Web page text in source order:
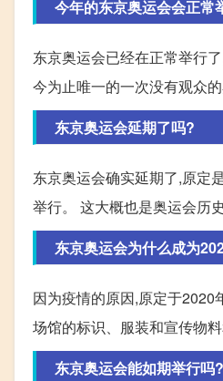
今年的东京奥运会会正常
东京奥运会已经在正常举行
今为止唯一的一次没有观众的
东京奥运会延期了吗?
东京奥运会确实延期了,原定
举行。 这大概也是奥运会历史
东京奥运会为什么成为
因为疫情的原因,原定于
场馆的标识、服装和宣传物料
东京奥运会能如期举行吗?